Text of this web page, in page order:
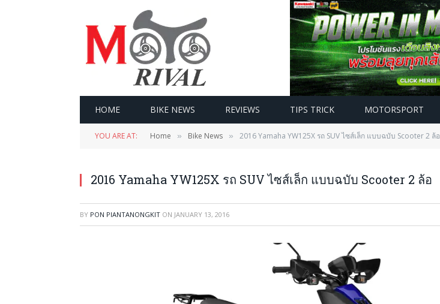
HOME BIKE NEWS REVIEWS TIPS TRICK MOTORSPORT
YOU ARE AT: Home » Bike News » 2016 Yamaha YW125X รถ SUV ไซส์เล็ก แบบฉบับ Scooter 2 ล้อ
2016 Yamaha YW125X รถ SUV ไซส์เล็ก แบบฉบับ Scooter 2 ล้อ
BY PON PIANTANONGKIT ON JANUARY 13, 2016